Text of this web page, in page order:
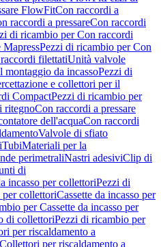
FlowFitCon raccordi a
raccordi a pressareCon raccordi
di ricambio per Con raccordi
MapressPezzi di ricambio per Con
filettatiUnità valvole
montaggio da incassoPezzi di
e collettori per il
CompactPezzi di ricambio per
ritegnoCon raccordi a pressare
dell'acquaCon raccordi
Valvole di sfiato
TubiMateriali per la
perimetraliNastri adesiviClip di
di
incasso per collettoriPezzi di
per collettoriCassette da incasso per
per Cassette da incasso per
di collettoriPezzi di ricambio per
per riscaldamento a
per riscaldamento a